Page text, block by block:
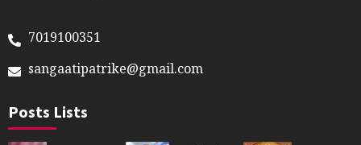
7019100351
sangaatipatrike@gmail.com
Posts Lists